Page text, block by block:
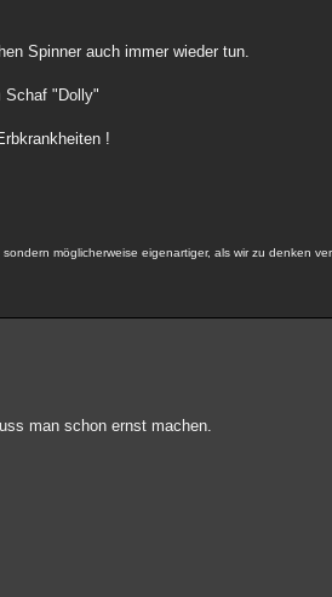
Spinner auch immer wieder tun.
Schaf "Dolly"
!
möglicherweise eigenartiger, als wir zu denken
man schon ernst machen.